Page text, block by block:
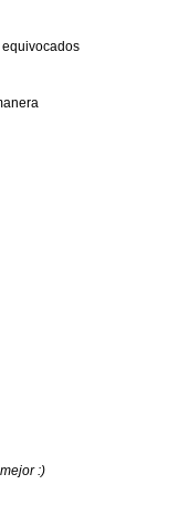
equivocados
:)